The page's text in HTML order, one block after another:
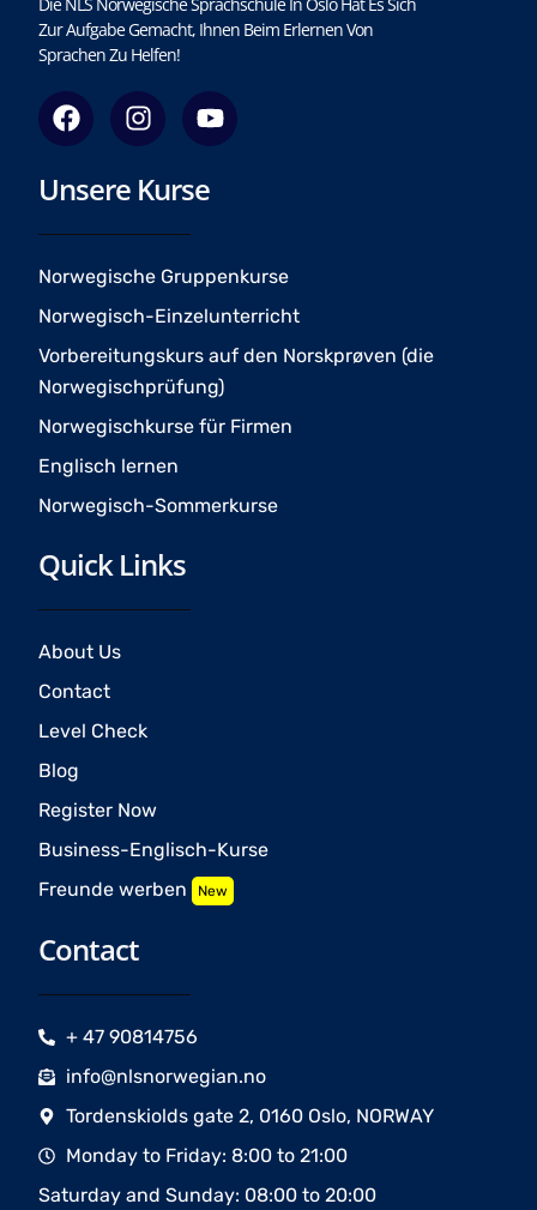
Zur Aufgabe Gemacht, Ihnen Beim Erlernen Von
Sprachen Zu Helfen!
F
a
c
e
o
o
I
n
s
t
g
r
a
m
Y
o
u
t
e
Unsere Kurse
Norwegische Gruppenkurse
Norwegisch-Einzelunterricht
Vorbereitungskurs auf den Norskprøven (die
Norwegischprüfung)
Norwegischkurse für Firmen
Englisch lernen
Norwegisch-Sommerkurse
Quick Links
About Us
Contact
Level Check
Blog
Register Now
Business-Englisch-Kurse
Freunde werben New
Contact
+ 47 90814756
info@nlsnorwegian.no
Tordenskiolds gate 2, 0160 Oslo, NORWAY
Monday to Friday: 8:00 to 21:00
Saturday and Sunday: 08:00 to 20:00